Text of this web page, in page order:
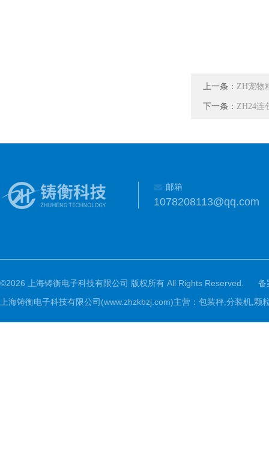
上一条： ZH宠物
下一条： ZH24连
邮箱
1078208113@qq.com
©2026 上海铸衡电子科技有限公司 版权所有 All Rights Reserved.
备
上海铸衡电子科技有限公司(www.zhzkbzj.com)主营： 包装秤,分装机,颗